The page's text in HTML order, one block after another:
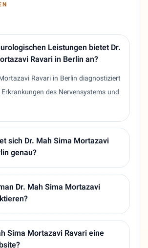
Leistungen bietet Dr.
Ravari in Berlin an?
Ravari in Berlin diagnostiziert
des Nervensystems und
sich Dr. Mah Sima Mortazavi
genau?
Dr. Mah Sima Mortazavi
Sima Mortazavi Ravari eine